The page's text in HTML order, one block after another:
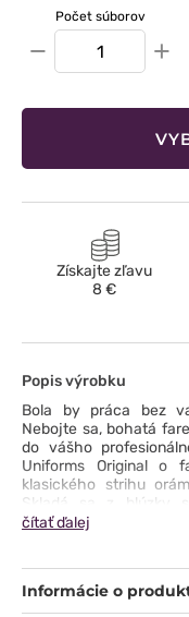
Počet súborov
− +
Získajte zľavu
8 €
Popis výrobku
Bola by práca bez
Nebojte sa, bohatá
do vášho
Uniforms Original o
klasického strihu
Skladá sa z blúzky
a priestrannými
prať na 70 °C, je
len otázka farby. Pre
čítať ďalej
Informácie o